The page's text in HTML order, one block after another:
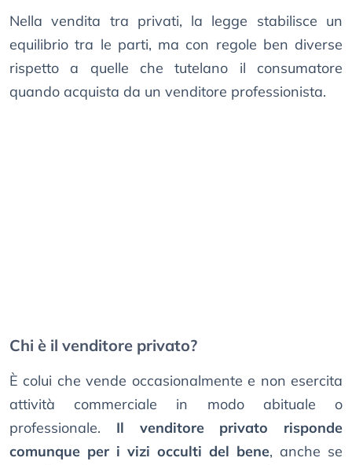
Nella vendita tra privati, la legge stabilisce un
equilibrio tra le parti, ma con regole ben diverse
rispetto a quelle che tutelano il consumatore
quando acquista da un venditore professionista.
Chi è il venditore privato?
È colui che vende occasionalmente e non esercita
attività commerciale in modo abituale o
professionale. Il venditore privato risponde
comunque per i vizi occulti del bene, anche se